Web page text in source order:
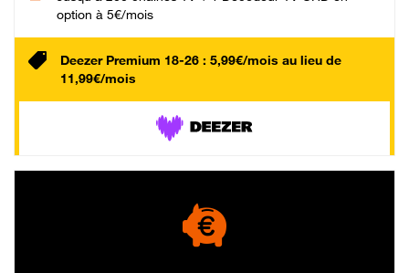
option à 5€/mois
Deezer Premium 18-26 : 5,99€/mois au lieu de
11,99€/mois